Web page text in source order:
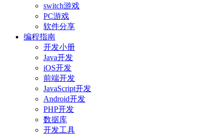
switch游戏
PC游戏
软件分享
编程指南
开发小册
Java开发
iOS开发
前端开发
JavaScript开发
Android开发
PHP开发
数据库
开发工具